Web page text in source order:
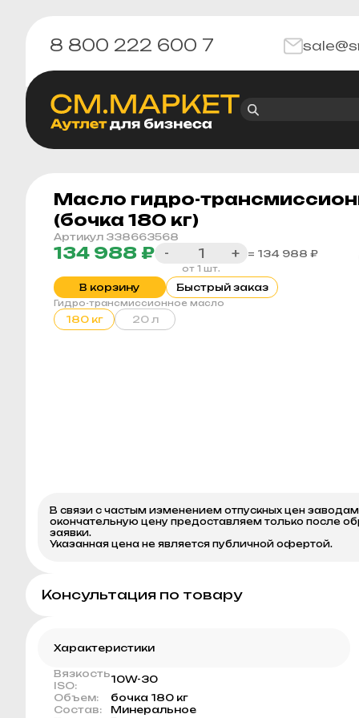
8 800 222 600 7
Масло гидро-
(бочка 180 кг)
Артикул 338663568
134 988 ₽ - +
от 1 шт.
= 134 988 ₽
В корзину Быстрый заказ
Гидро-трансмиссионное масло
180 кг 20 л
В связи с частым изменением отпускных цен
окончательную цену предоставляем только после
заявки.
Указанная цена не является публичной офертой.
Консультация по товару
Характеристики
Вязкость
ISO:
10W-30
Объем:
бочка 180 кг
Состав:
Минеральное